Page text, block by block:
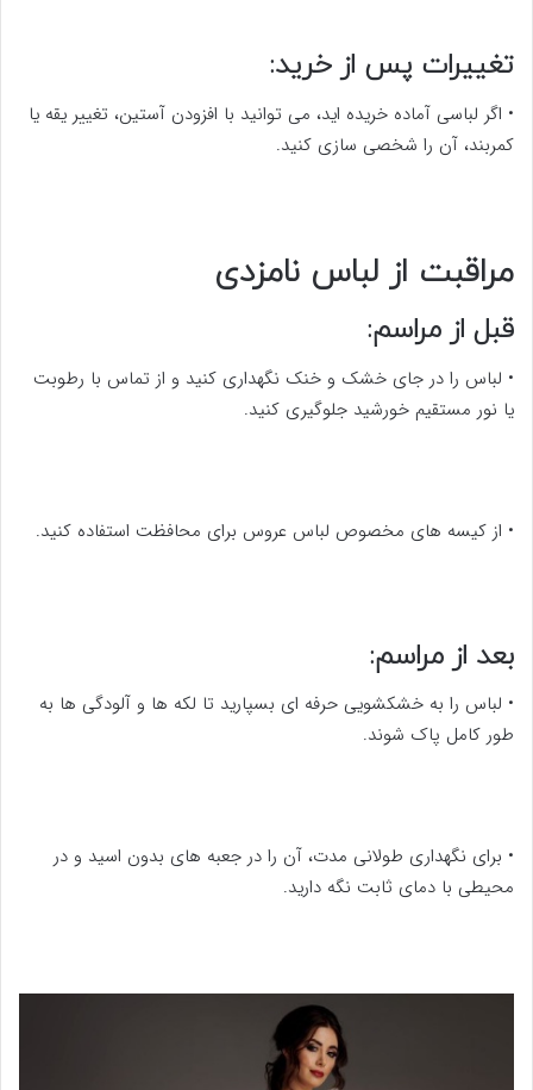
تغییرات پس از خرید:
• اگر لباسی آماده خریده اید، می توانید با افزودن آستین، تغییر یقه یا
کمربند، آن را شخصی سازی کنید.
مراقبت از لباس نامزدی
قبل از مراسم:
• لباس را در جای خشک و خنک نگهداری کنید و از تماس با رطوبت
یا نور مستقیم خورشید جلوگیری کنید.
• از کیسه های مخصوص لباس عروس برای محافظت استفاده کنید.
بعد از مراسم:
• لباس را به خشکشویی حرفه ای بسپارید تا لکه ها و آلودگی ها به
طور کامل پاک شوند.
• برای نگهداری طولانی مدت، آن را در جعبه های بدون اسید و در
محیطی با دمای ثابت نگه دارید.